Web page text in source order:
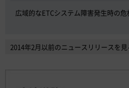
広域的なETCシステム障害発生時の
2014年2月以前のニュースリリースを見